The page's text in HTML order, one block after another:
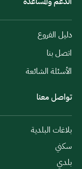
دليل الفروع
اتصل بنا
الأسئلة الشائعة
تواصل معنا
بلاغات البلدية
سكني
بلدي